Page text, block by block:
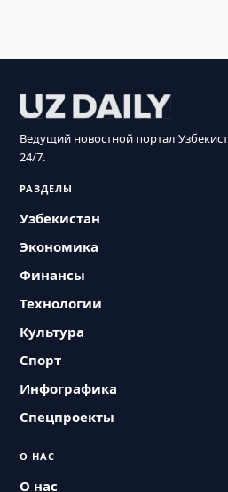
Ведущий новостной портал
24/7.
РАЗДЕЛЫ
Узбекистан
Экономика
Финансы
Технологии
Культура
Спорт
Инфографика
Спецпроекты
О НАС
О нас